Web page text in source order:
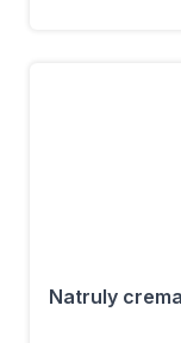
Natruly